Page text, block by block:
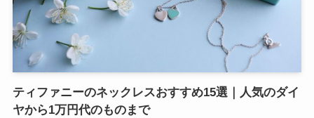
ティファニーのネックレスおすすめ15選｜人気のダイ
ヤから1万円代のものまで